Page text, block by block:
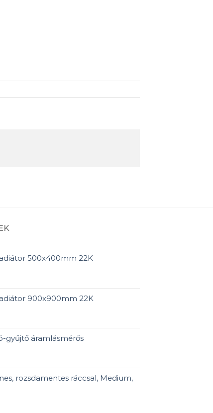
500x400mm 22K
900x900mm 22K
gyűjtő áramlásmérős
rozsdamentes ráccsal, Medium,